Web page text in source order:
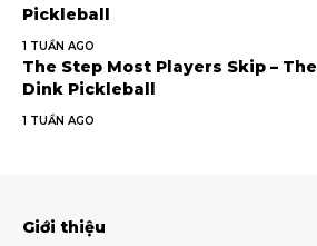
Pickleball
1 TUẦN AGO
The Step Most Players Skip – The
Dink Pickleball
1 TUẦN AGO
Giới thiệu